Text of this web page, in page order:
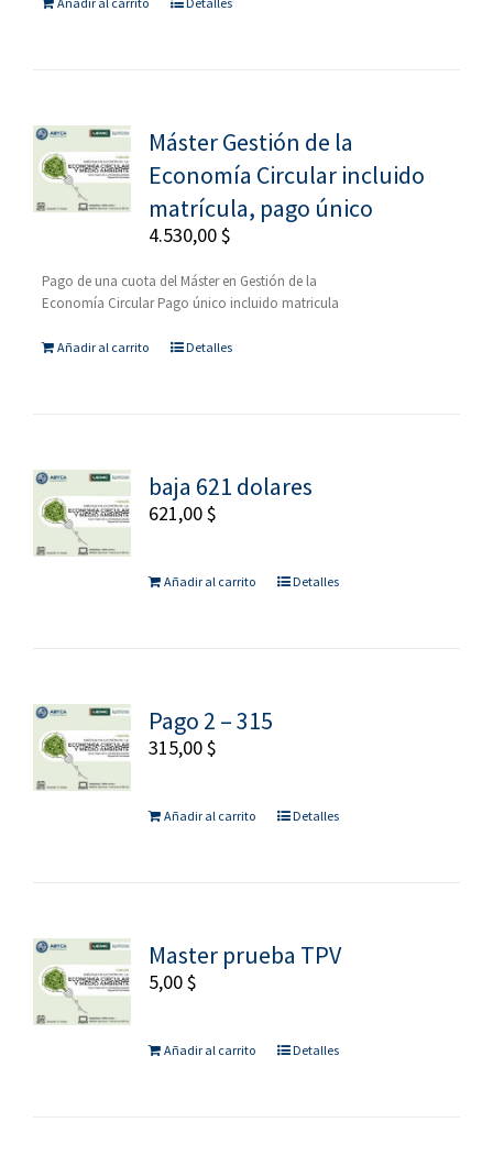
Máster Gestión de la
Economía Circular incluido
matrícula, pago único
4.530,00$
Pago de una cuota del Máster en Gestión de la
Economía Circular Pago único incluido matricula
Añadir al carrito Detalles
baja 621 dolares
621,00$
Añadir al carrito Detalles
Pago 2 – 315
315,00$
Añadir al carrito Detalles
Master prueba TPV
5,00$
Añadir al carrito Detalles